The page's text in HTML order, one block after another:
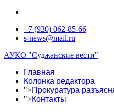
+7 (930) 062-85-66
s-news@mail.ru
АУКО "Суджанские вести"
Главная
Колонка редактора
">Прокуратура
">Контакты